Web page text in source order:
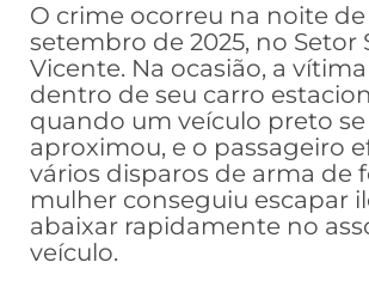
O crime ocorreu na noite de
setembro de 2025, no Setor
Vicente. Na ocasião, a
dentro de seu carro
quando um veículo preto se
aproximou, e o passageiro
vários disparos de arma de
mulher conseguiu escapar
abaixar rapidamente no
veículo.